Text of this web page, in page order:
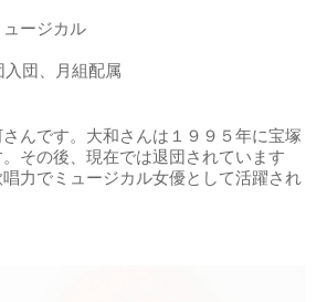
ージカル
入団、月組配属
んです。大和さんは１９９５年に宝塚
その後、現在では退団されています
力でミュージカル女優として活躍され